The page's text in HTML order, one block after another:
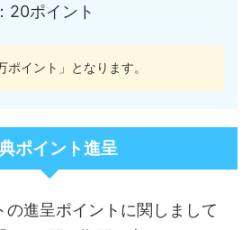
20ポイント
ポイント」となります。
ポイント進呈
の進呈ポイントに関しまして